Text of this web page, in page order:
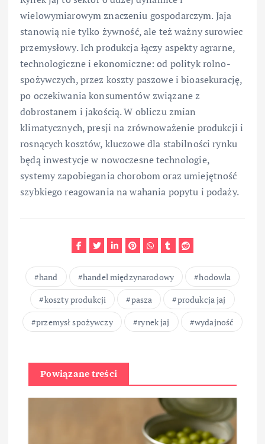
wielowymiarowym znaczeniu gospodarczym. Jaja
stanowią nie tylko żywność, ale też ważny surowiec
przemysłowy. Ich produkcja łączy aspekty agrarne,
technologiczne i ekonomiczne: od polityk rolno-
spożywczych, przez koszty paszowe i bioasekurację,
po oczekiwania konsumentów związane z
dobrostanem i jakością. W obliczu zmian
klimatycznych, presji na zrównoważenie produkcji i
rosnących kosztów, kluczowe dla stabilności rynku
będą inwestycje w nowoczesne technologie,
systemy zapobiegania chorobom oraz umiejętność
szybkiego reagowania na wahania popytu i podaży.
hand handel międzynarodowy
hodowla
koszty produkcji
pasza
produkcja jaj
przemysł spożywczy
rynek jaj wydajność
Powiązane treści